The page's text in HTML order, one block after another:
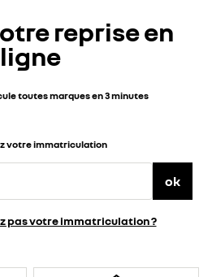
reprise en
ligne
toutes marques en 3 minutes
votre immatriculation
ok
pas votre immatriculation ?